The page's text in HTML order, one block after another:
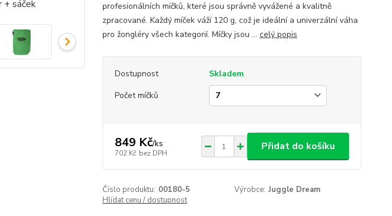
profesionálních míčků, které jsou správně vyvážené a kvalitně
zpracované. Každý míček váží 120 g, což je ideální a univerzální váha
pro žongléry všech kategorií. Míčky jsou ... celý popis
Dostupnost
Skladem
Počet míčků
849 Kč/ks
702 Kč bez DPH
Přidat do košíku
Číslo produktu: 00180-5 Výrobce: Juggle Dream
Hlídat cenu / dostupnost